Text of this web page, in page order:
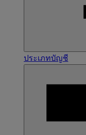
ประเภทบัญชี